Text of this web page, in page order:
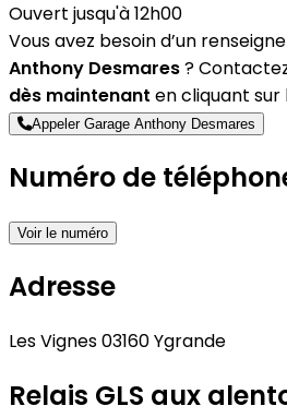
Ouvert jusqu'à 12h00
Vous avez besoin d’un
Anthony Desmares?
dès maintenant en cliquant sur
Appeler Garage Anthony Desmares
Numéro de
Voir le numéro
Adresse
Les Vignes 03160 Ygrande
Relais GLS aux